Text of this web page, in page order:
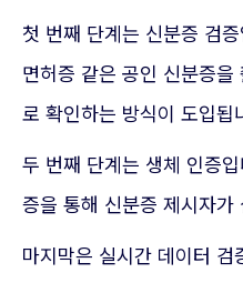
첫 번째 단계는 신분증 검
면허증 같은 공인 신분증
로 확인하는 방식이 도입됩
두 번째 단계는 생체 인증
증을 통해 신분증 제시자가
마지막은 실시간 데이터 검